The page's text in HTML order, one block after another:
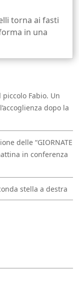
torna ai fasti
in una
Fabio. Un
dopo la
delle “GIORNATE
in conferenza
stella a destra